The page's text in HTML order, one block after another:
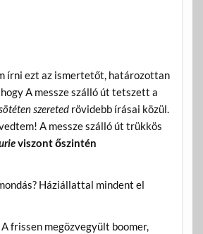
írni ezt az ismertetőt, határozottan
A messze szálló út tetszett a
szeretedrövidebb írásai közül.
A messze szálló út trükkös
viszontőszintén
Háziállattal mindent el
A frissen megözvegyült boomer,